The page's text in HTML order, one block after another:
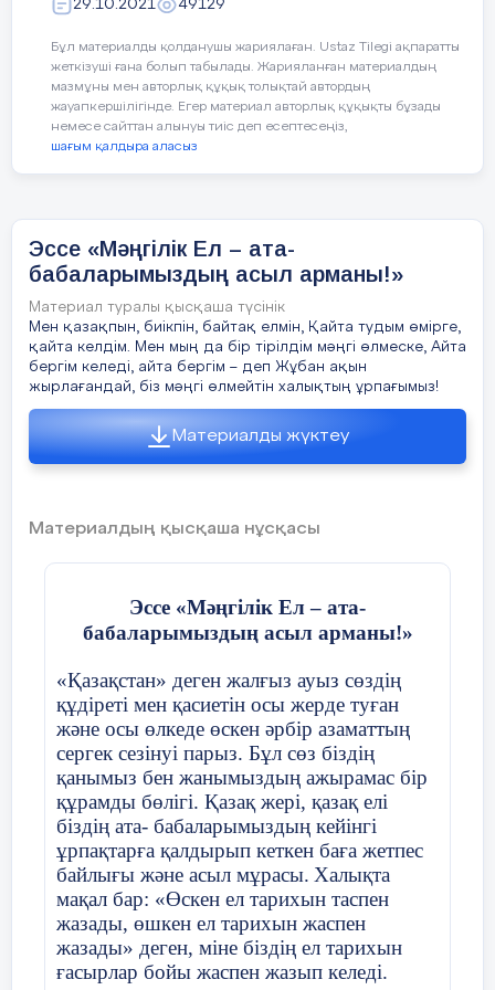
оқитын пәндері: ағылшын, информатика,
секциясына қатысады.
Алиханның мінезі ашық, жайдарлы,
көпшіл, кластастарының арасында сыйлы.
Үлкенді сыйлап, кішіге қамқор бола
біледі.
Мектеп шараларына белсене қатысып қана
қоймай, мектеп өміріне жауапкершілікпен
қарайды. Сынып ішінде туып жатқан
қиындықтарды тез шеше біліп, қолдау
көрсетуге дайын тұрады. Оқу барысында
білім деңгейі жақсы, себебі интернет
желісінен керекті ақпараттарды қарағанды
ұнатады, өз білімін жан – жақты
жетілдіреді.
Алихан алдағы уақытта елін сүйер, Отанға
Мектеп директоры Г.У. Габдрахманова
Класс жетекші Г.А. Аубакирова
облысына 146,7 млрд теңге инвестиция
17 слайд
Қазақстанға тартылған тікелей шетелдік
инветициялар 2013-2019ж аралы ғында
2018-2019 жылдардағы инвестиция көлемі
20 слайд
21 слайд
Қорытынды  Сонымен, инвестициялар деп
қоғамның нақты капиталын арттыруға, яғни
өндірістік қуаттарды кеңейтуге немесе
жаңартуға бағытталатын экономикалық
ресурстарды айтамыз. Ол жаңа машиналар мен
байланысты болуы мүмкін. Алайда міндетті түрде
бұған білім беруге, ғылыми зерттеулерге және
экономиканың өркендеуінің қазіргі заманғы
кезеңінде күннен-күнге үлкен мағынаға ие болып
келеді, өйткені, ақыр соңында, ғимараттар мен
да адам қызметінің нәтижесі болып шығады.
22 слайд
Үйге тапсырма : Инвестицияның мәні және
түрлері тақырыбына баяндама жазу.
23 слайд
Назарларыңызға рахмет!!!
8«Б» сыныбы
2021-2022 оқу жылы
Сынып жетекшінің аты-жөні Әжібаева
Күні:
Сынып:8Б Қатысушылар
29.10.2021 49129
Бұл материалды қолданушы жариялаған. Ustaz Tilegi ақпаратты
жеткізуші ғана болып табылады. Жарияланған материалдың
мазмұны мен авторлық құқық толықтай автордың
жауапкершілігінде. Егер материал авторлық құқықты бұзады
немесе сайттан алынуы тиіс деп есептесеңіз,
шағым қалдыра аласыз
Эссе «Мәңгілік Ел – ата-
бабаларымыздың асыл арманы!»
Материал туралы қысқаша түсінік
Мен қазақпын, биікпін, байтақ елмін, Қайта тудым өмірге,
қайта келдім. Мен мың да бір тірілдім мәңгі өлмеске, Айта
бергім келеді, айта бергім – деп Жұбан ақын
жырлағандай, біз мәңгі өлмейтін халықтың ұрпағымыз!
Материалды жүктеу
Материалдың қысқаша нұсқасы
Эссе «Мәңгілік Ел – ата-
бабаларымыздың асыл арманы!»
«Қазақстан» деген жалғыз ауыз сөздің
құдіреті мен қасиетін осы жерде туған
және осы өлкеде өскен әрбір азаматтың
сергек сезінуі парыз. Бұл сөз біздің
қанымыз бен жанымыздың ажырамас бір
құрамды бөлігі. Қазақ жері, қазақ елі
біздің ата- бабаларымыздың кейінгі
ұрпақтарға қалдырып кеткен баға жетпес
байлығы және асыл мұрасы. Халықта
мақал бар: «Өскен ел тарихын таспен
жазады, өшкен ел тарихын жаспен
жазады» деген, міне біздің ел тарихын
ғасырлар бойы жаспен жазып келеді.